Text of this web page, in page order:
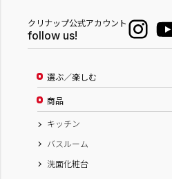
クリナップ公式アカウント
follow us!
選ぶ／楽しむ
商品
キッチン
バスルーム
洗面化粧台